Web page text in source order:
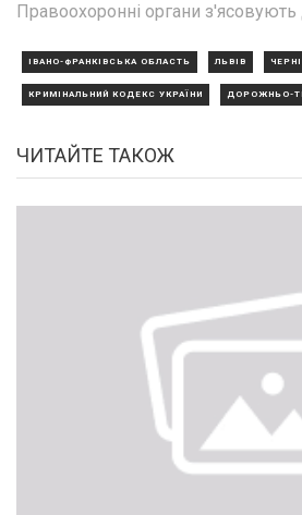
Правоохоронні органи з'ясовують
ІВАНО-ФРАНКІВСЬКА ОБЛАСТЬ ЛЬВІВ
КРИМІНАЛЬНИЙ КОДЕКС УКРАЇНИ ДОРОЖНЬО-
ЧИТАЙТЕ ТАКОЖ